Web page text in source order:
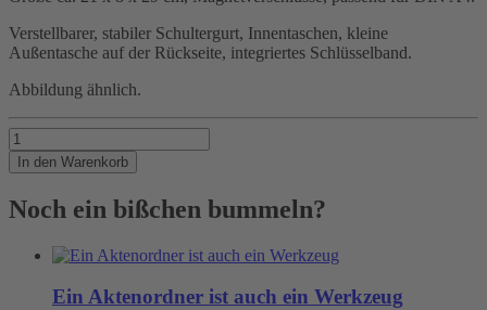
Verstellbarer, stabiler Schultergurt, Innentaschen, kleine
Außentasche auf der Rückseite, integriertes Schlüsselband.
Abbildung ähnlich.
Umhängetasche
in
Elbwasserblau
In den Warenkorb
Noch ein bißchen bummeln?
Ein Aktenordner ist auch ein Werkzeug